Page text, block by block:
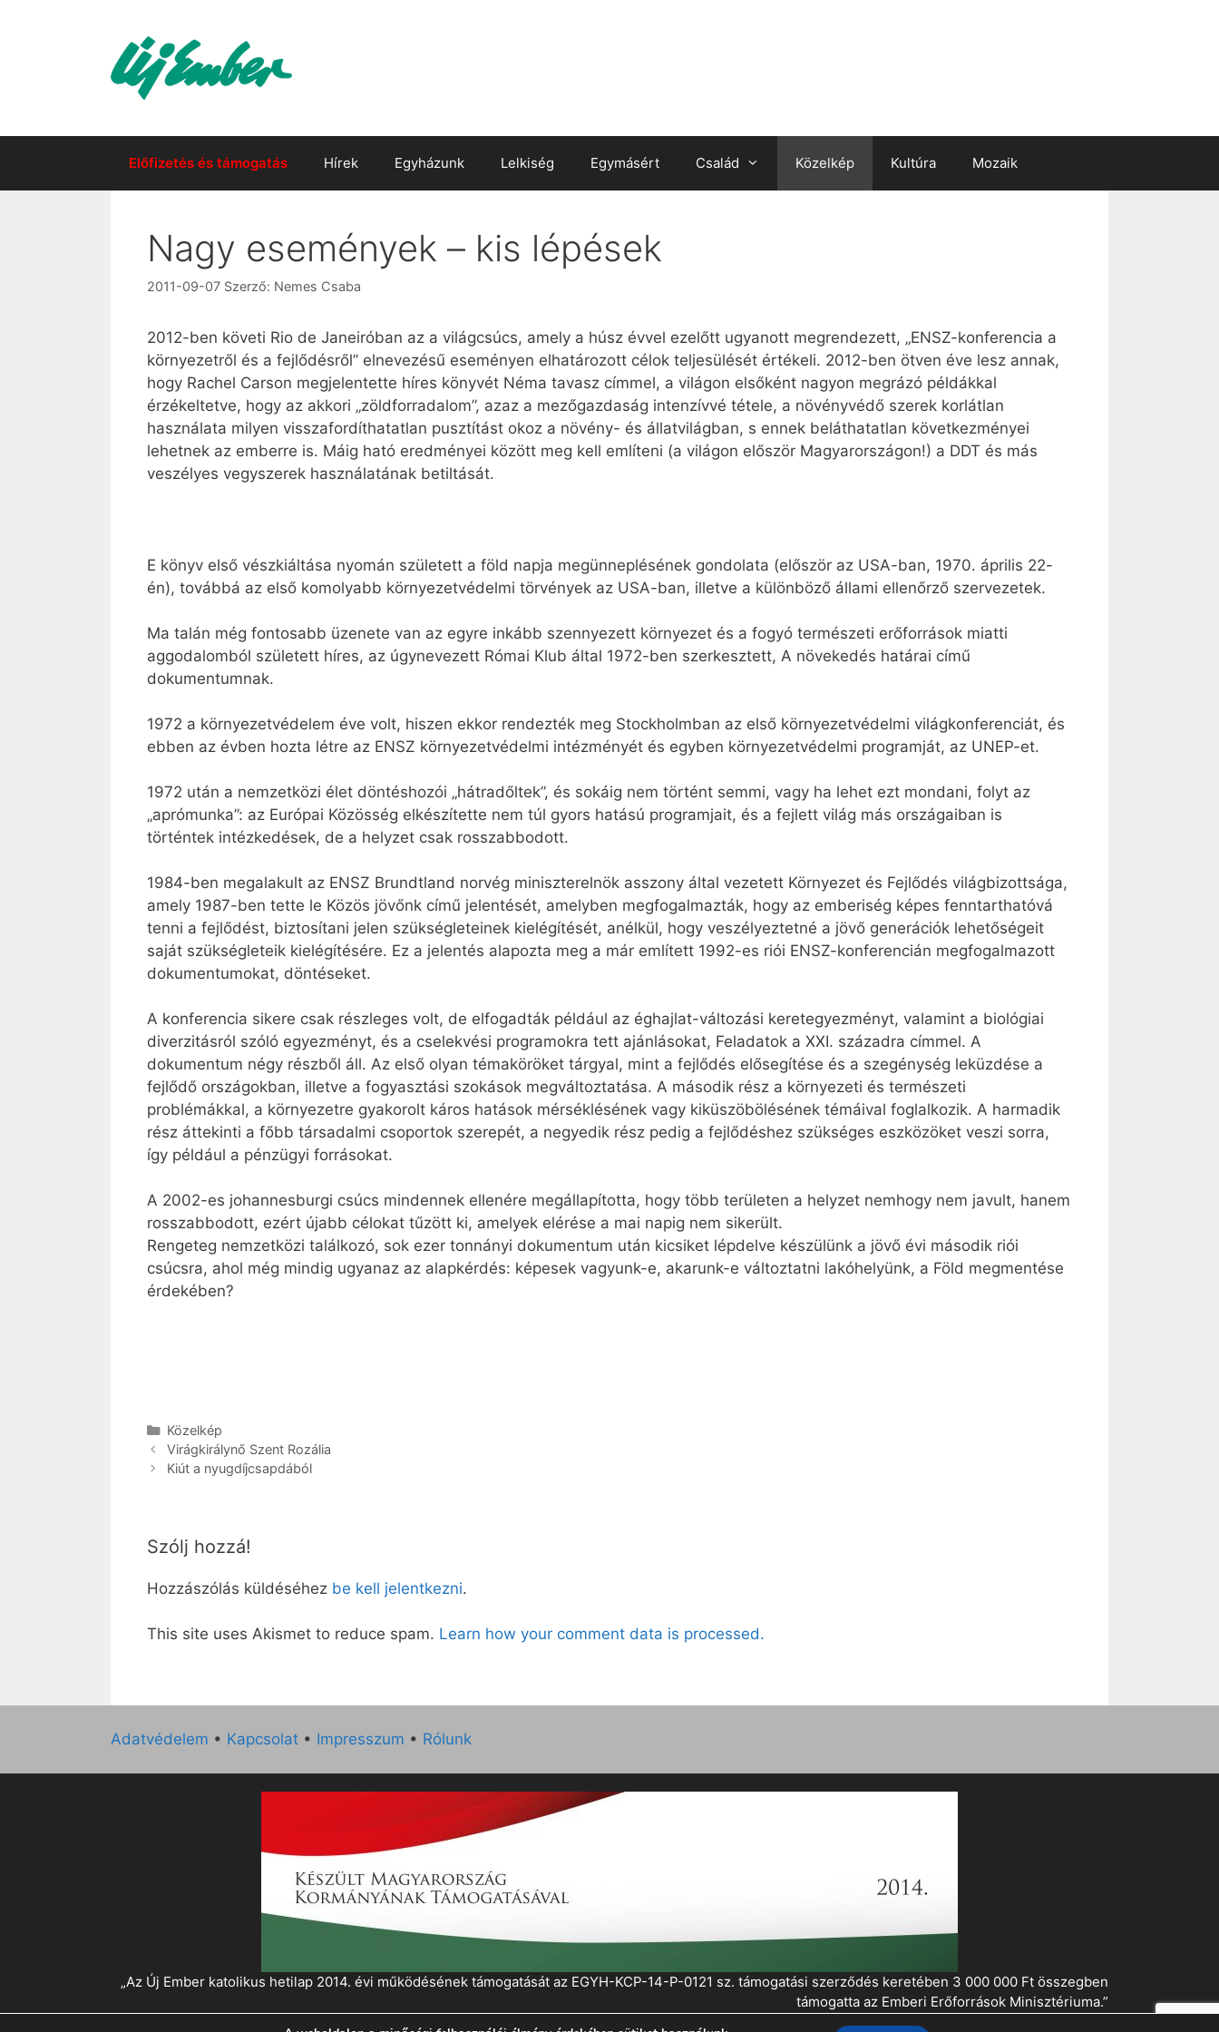
Előfizetés és támogatás Hírek Egyházunk Lelkiség Egymásért Család Közelkép Kultúra Mozaik
Nagy események – kis lépések
2011-09-07 Szerző: Nemes Csaba
2012-ben követi Rio de Janeiróban az a világcsúcs, amely a húsz évvel ezelőtt ugyanott megrendezett, „ENSZ-konferencia a
környezetről és a fejlődésről” elnevezésű eseményen elhatározott célok teljesülését értékeli. 2012-ben ötven éve lesz annak,
hogy Rachel Carson megjelentette híres könyvét Néma tavasz címmel, a világon elsőként nagyon megrázó példákkal
érzékeltetve, hogy az akkori „zöldforradalom”, azaz a mezőgazdaság intenzívvé tétele, a növényvédő szerek korlátlan
használata milyen visszafordíthatatlan pusztítást okoz a növény- és állatvilágban, s ennek beláthatatlan következményei
lehetnek az emberre is. Máig ható eredményei között meg kell említeni (a világon először Magyarországon!) a DDT és más
veszélyes vegyszerek használatának betiltását.
E könyv első vészkiáltása nyomán született a föld napja megünneplésének gondolata (először az USA-ban, 1970. április 22-
én), továbbá az első komolyabb környezetvédelmi törvények az USA-ban, illetve a különböző állami ellenőrző szervezetek.
Ma talán még fontosabb üzenete van az egyre inkább szennyezett környezet és a fogyó természeti erőforrások miatti
aggodalomból született híres, az úgynevezett Római Klub által 1972-ben szerkesztett, A növekedés határai című
dokumentumnak.
1972 a környezetvédelem éve volt, hiszen ekkor rendezték meg Stockholmban az első környezetvédelmi világkonferenciát, és
ebben az évben hozta létre az ENSZ környezetvédelmi intézményét és egyben környezetvédelmi programját, az UNEP-et.
1972 után a nemzetközi élet döntéshozói „hátradőltek”, és sokáig nem történt semmi, vagy ha lehet ezt mondani, folyt az
„aprómunka”: az Európai Közösség elkészítette nem túl gyors hatású programjait, és a fejlett világ más országaiban is
történtek intézkedések, de a helyzet csak rosszabbodott.
1984-ben megalakult az ENSZ Brundtland norvég miniszterelnök asszony által vezetett Környezet és Fejlődés világbizottsága,
amely 1987-ben tette le Közös jövőnk című jelentését, amelyben megfogalmazták, hogy az emberiség képes fenntarthatóvá
tenni a fejlődést, biztosítani jelen szükségleteinek kielégítését, anélkül, hogy veszélyeztetné a jövő generációk lehetőségeit
saját szükségleteik kielégítésére. Ez a jelentés alapozta meg a már említett 1992-es riói ENSZ-konferencián megfogalmazott
dokumentumokat, döntéseket.
A konferencia sikere csak részleges volt, de elfogadták például az éghajlat-változási keretegyezményt, valamint a biológiai
diverzitásról szóló egyezményt, és a cselekvési programokra tett ajánlásokat, Feladatok a XXI. századra címmel. A
dokumentum négy részből áll. Az első olyan témaköröket tárgyal, mint a fejlődés elősegítése és a szegénység leküzdése a
fejlődő országokban, illetve a fogyasztási szokások megváltoztatása. A második rész a környezeti és természeti
problémákkal, a környezetre gyakorolt káros hatások mérséklésének vagy kiküszöbölésének témáival foglalkozik. A harmadik
rész áttekinti a főbb társadalmi csoportok szerepét, a negyedik rész pedig a fejlődéshez szükséges eszközöket veszi sorra,
így például a pénzügyi forrásokat.
A 2002-es johannesburgi csúcs mindennek ellenére megállapította, hogy több területen a helyzet nemhogy nem javult, hanem
rosszabbodott, ezért újabb célokat tűzött ki, amelyek elérése a mai napig nem sikerült.
Rengeteg nemzetközi találkozó, sok ezer tonnányi dokumentum után kicsiket lépdelve készülünk a jövő évi második riói
csúcsra, ahol még mindig ugyanaz az alapkérdés: képesek vagyunk-e, akarunk-e változtatni lakóhelyünk, a Föld megmentése
érdekében?
Kategória
Közelkép
Virágkirálynő Szent Rozália
Kiút a nyugdíjcsapdából
Szólj hozzá!
Hozzászólás küldéséhez be kell jelentkezni.
This site uses Akismet to reduce spam. Learn how your comment data is processed.
Adatvédelem • Kapcsolat • Impresszum • Rólunk
„Az Új Ember katolikus hetilap 2014. évi működésének támogatását az EGYH-KCP-14-P-0121 sz. támogatási szerződés keretében 3 000 000 Ft összegben
támogatta az Emberi Erőforrások Minisztériuma.”